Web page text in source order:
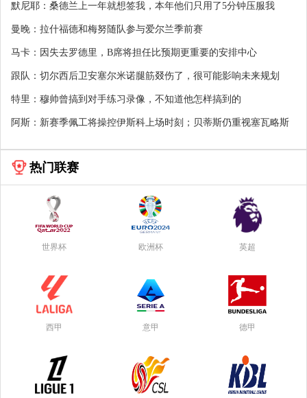
默尼耶：桑德兰上一年就想签我，本年他们只用了5分钟压服我
曼晚：拉什福德和梅努随队参与爱尔兰季前赛
马卡：因失去罗德里，B席将担任比预期更重要的安排中心
跟队：切尔西后卫安塞尔米诺腿筋叕伤了，很可能影响未来规划
特里：穆帅曾搞到对手练习录像，不知道他怎样搞到的
阿斯：新赛季佩工将操控伊斯科上场时刻；贝蒂斯仍重视塞瓦略斯
热门联赛
世界杯 欧洲杯 英超
西甲 意甲 德甲